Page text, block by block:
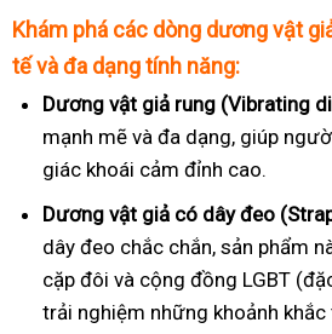
Khám phá các dòng dương vật
tế và đa dạng tính năng:
Dương vật giả rung (Vibrating
mạnh mẽ và đa dạng, giúp
giác khoái cảm đỉnh cao.
Dương vật giả có dây đeo
dây đeo chắc chắn, sản phẩm
cặp đôi và cộng đồng LGBT
trải nghiệm những khoảnh khắc